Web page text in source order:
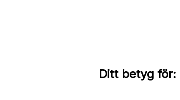
Ditt betyg för: